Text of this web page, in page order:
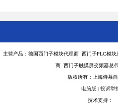
主营产品：德国西门子模块代理商 西门子PLC模
商 西门子触摸屏变频器总
版权所有：上海诗幕
电脑版 | 投诉举
技术支持：